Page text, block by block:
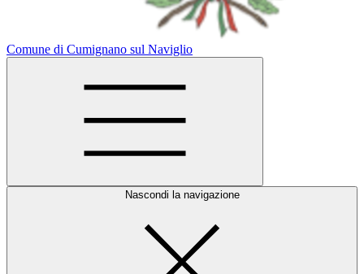
Comune di Cumignano sul Naviglio
Nascondi la navigazione